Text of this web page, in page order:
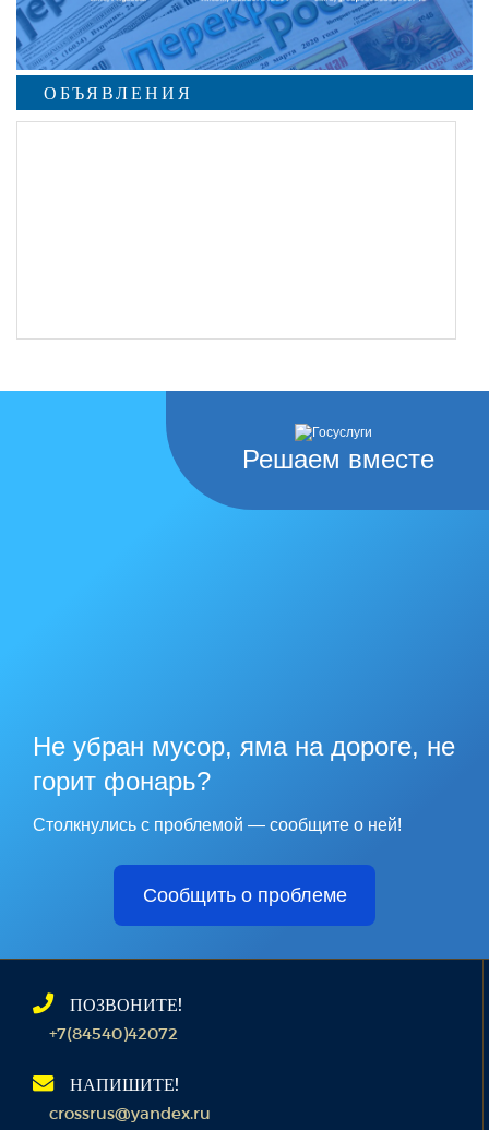
ОБЪЯВЛЕНИЯ
Решаем вместе
Не убран мусор, яма на дороге, не
горит фонарь?
Столкнулись с проблемой — сообщите о ней!
Сообщить о проблеме
ПОЗВОНИТЕ!
+7(84540)42072
НАПИШИТЕ!
crossrus@yandex.ru